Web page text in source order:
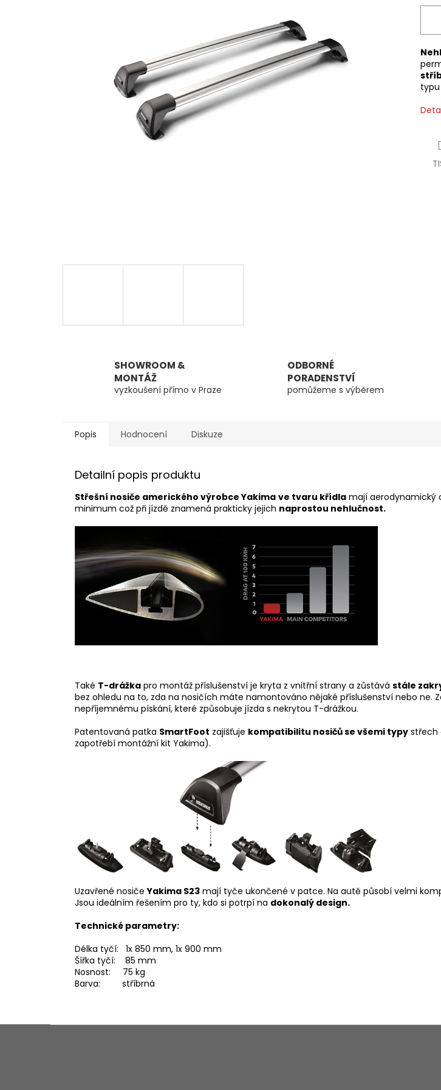
SHOWROOM &
MONTÁŽ
vyzkoušení přímo v Praze
ODBORNÉ
PORADENSTVÍ
pomůžeme s výběrem
Popis Hodnocení Diskuze
Detailní popis produktu
Střešní nosiče amerického výrobce Yakima ve tvaru křídla mají aerodynamický
minimum což při jízdě znamená prakticky jejich naprostou nehlučnost.
Také T-drážka pro montáž příslušenství je kryta z vnitřní strany a zůstává stále
bez ohledu na to, zda na nosičích máte namontováno nějaké příslušenství nebo ne.
nepříjemnému pískání, které způsobuje jízda s nekrytou T-drážkou.
Patentovaná patka SmartFoot zajišťuje kompatibilitu nosičů se všemi typy střech
zapotřebí montážní kit Yakima).
Uzavřené nosičeYakima S23 mají tyče ukončené v patce. Na autě působí velmi
Jsou ideálním řešením pro ty, kdo si potrpí na dokonalý design.
Technické parametry:
Délka tyčí: 1x 850 mm, 1x 900 mm
Šířka tyčí: 85 mm
Nosnost: 75 kg
Barva: stříbrná